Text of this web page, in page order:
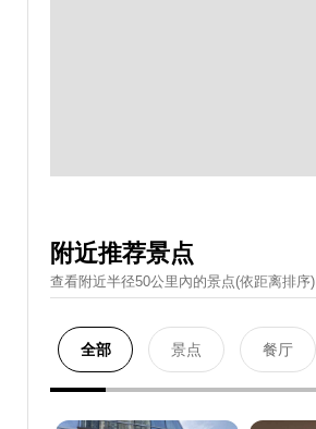
附近推荐景点
查看附近半径50公里內的景点(依距离排序)
全部 景点 餐厅